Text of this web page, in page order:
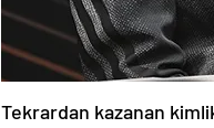
Tekrardan kazanan